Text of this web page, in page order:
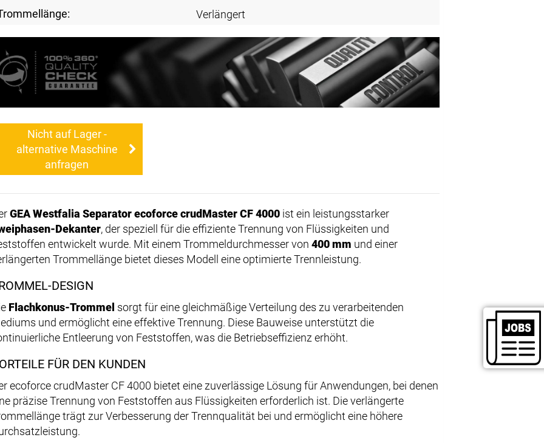
Verlängert
Nicht auf Lager -
alternative Maschine
anfragen
GEA Westfalia Separator ecoforce crudMaster CF 4000 ist ein leistungsstarker
Dekanter, der speziell für die effiziente Trennung von Flüssigkeiten und
entwickelt wurde. Mit einem Trommeldurchmesser von 400 mm und einer
Trommellänge bietet dieses Modell eine optimierte Trennleistung.
DESIGN
Flachkonus-Trommel sorgt für eine gleichmäßige Verteilung des zu verarbeitenden
und ermöglicht eine effektive Trennung. Diese Bauweise unterstützt die
Entleerung von Feststoffen, was die Betriebseffizienz erhöht.
FÜR DEN KUNDEN
ecoforce crudMaster CF 4000 bietet eine zuverlässige Lösung für Anwendungen, bei denen
präzise Trennung von Feststoffen aus Flüssigkeiten erforderlich ist. Die verlängerte
trägt zur Verbesserung der Trennqualität bei und ermöglicht eine höhere